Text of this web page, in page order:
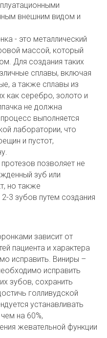
внешним видом и
- это металлический
массой, который
Для создания таких
сплавы, включая
а также сплавы из
как серебро, золото и
не должна
выполняется
лаборатории, что
и пустот,
позволяет не
зуб или
но также
3 зубов путем создания
зависит от
пациента и характера
исправить. Виниры –
исправить
зубов, сохранить
голливудской
устанавливать
на 60%,
жевательной функции